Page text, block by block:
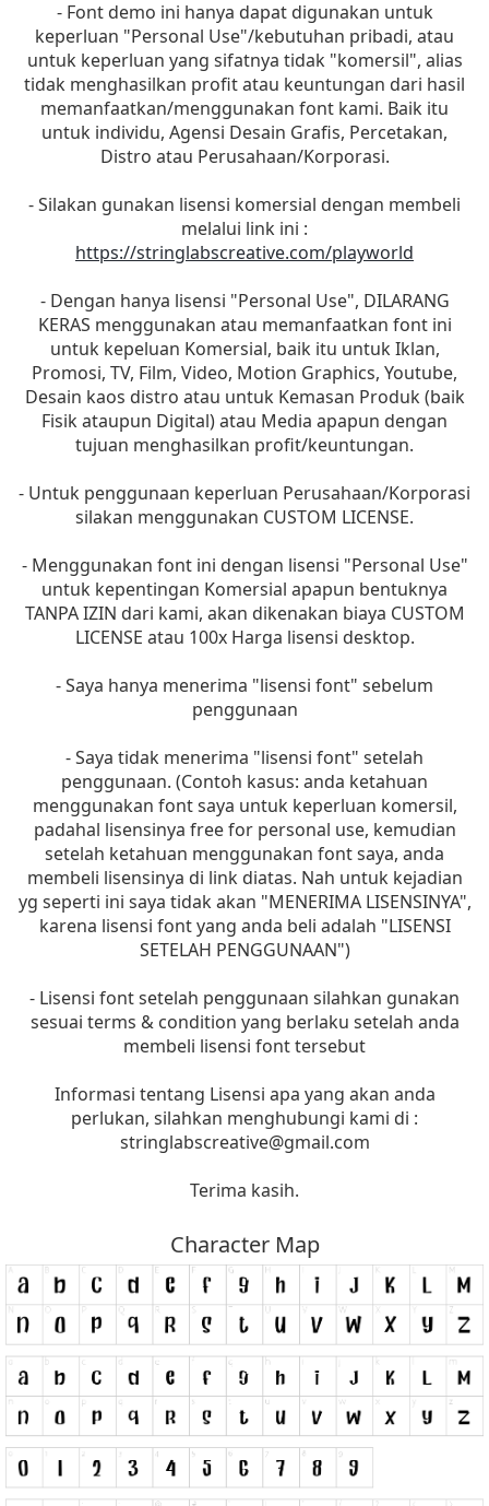
- Font demo ini hanya dapat digunakan untuk
keperluan "Personal Use"/kebutuhan pribadi, atau
untuk keperluan yang sifatnya tidak "komersil", alias
tidak menghasilkan profit atau keuntungan dari hasil
memanfaatkan/menggunakan font kami. Baik itu
untuk individu, Agensi Desain Grafis, Percetakan,
Distro atau Perusahaan/Korporasi.
- Silakan gunakan lisensi komersial dengan membeli
melalui link ini :
https://stringlabscreative.com/playworld
- Dengan hanya lisensi "Personal Use", DILARANG
KERAS menggunakan atau memanfaatkan font ini
untuk kepeluan Komersial, baik itu untuk Iklan,
Promosi, TV, Film, Video, Motion Graphics, Youtube,
Desain kaos distro atau untuk Kemasan Produk (baik
Fisik ataupun Digital) atau Media apapun dengan
tujuan menghasilkan profit/keuntungan.
- Untuk penggunaan keperluan Perusahaan/Korporasi
silakan menggunakan CUSTOM LICENSE.
- Menggunakan font ini dengan lisensi "Personal Use"
untuk kepentingan Komersial apapun bentuknya
TANPA IZIN dari kami, akan dikenakan biaya CUSTOM
LICENSE atau 100x Harga lisensi desktop.
- Saya hanya menerima "lisensi font" sebelum
penggunaan
- Saya tidak menerima "lisensi font" setelah
penggunaan. (Contoh kasus: anda ketahuan
menggunakan font saya untuk keperluan komersil,
padahal lisensinya free for personal use, kemudian
setelah ketahuan menggunakan font saya, anda
membeli lisensinya di link diatas. Nah untuk kejadian
yg seperti ini saya tidak akan "MENERIMA LISENSINYA",
karena lisensi font yang anda beli adalah "LISENSI
SETELAH PENGGUNAAN")
- Lisensi font setelah penggunaan silahkan gunakan
sesuai terms & condition yang berlaku setelah anda
membeli lisensi font tersebut
Informasi tentang Lisensi apa yang akan anda
perlukan, silahkan menghubungi kami di :
stringlabscreative@gmail.com
Terima kasih.
Character Map